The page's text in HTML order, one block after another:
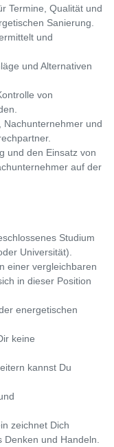
Termine, Qualität und
Sanierung.
und
und Alternativen
von
Nachunternehmer und
und den Einsatz von
auf der
Studium
Universität).
einer vergleichbaren
in dieser Position
energetischen
keine
kannst Du
zeichnet Dich
und Handeln.